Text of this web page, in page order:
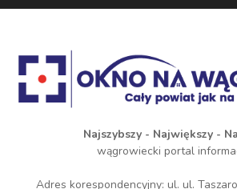
Najszybszy - Największy -
wągrowiecki portal
Adres korespondencyjny: ul. ul.